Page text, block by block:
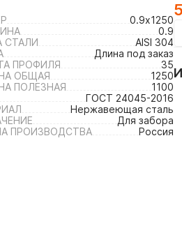
0.9х1250
0.9
СТАЛИ
AISI 304
Длина под заказ
ПРОФИЛЯ
35
ОБЩАЯ
1250
ПОЛЕЗНАЯ
1100
ГОСТ 24045-2016
Нержавеющая сталь
Для забора
ПРОИЗВОДСТВА
Россия